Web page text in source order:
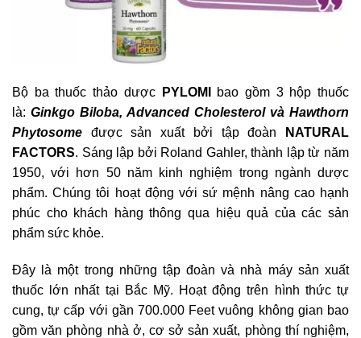
Bộ ba thuốc thảo dược PYLOMI
bao gồm 3 hộp thuốc
là: Ginkgo Biloba, Advanced Cholesterol và Hawthorn
Phytosome
được sản xuất bởi tập đoàn
NATURAL
FACTORS. Sáng lập bởi Roland Gahler, thành lập từ năm
1950, với hơn 50 năm kinh nghiệm trong ngành dược
phẩm. Chúng tôi hoạt động với sứ mệnh nâng cao hạnh
phúc cho khách hàng thông qua hiệu quả của các sản
phẩm sức khỏe.
Đây là một trong những tập đoàn và nhà máy sản xuất
thuốc lớn nhất tại Bắc Mỹ. Hoạt động trên hình thức tự
cung, tự cấp với gần 700.000 Feet vuông không gian bao
gồm văn phòng nhà ở, cơ sở sản xuất, phòng thí nghiệm,